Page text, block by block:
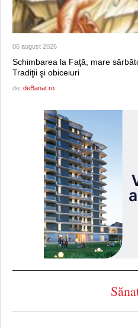
06 august 2026
Schimbarea la Faţă, mare
Tradiţii şi obiceiuri
de: deBanat.ro